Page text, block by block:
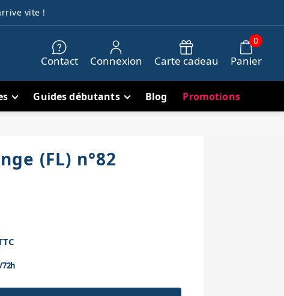
vite !
Contact Connexion Carte cadeau Panier
0
Guides débutants Blog Promotions
(FL) n°82